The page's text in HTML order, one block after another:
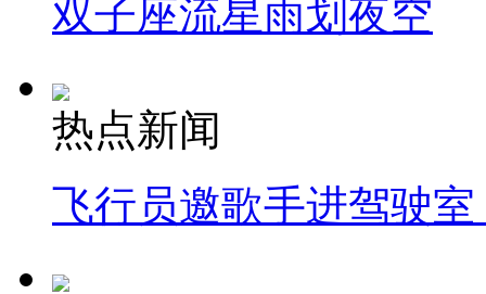
双子座流星雨划夜空
热点新闻
飞行员邀歌手进驾驶